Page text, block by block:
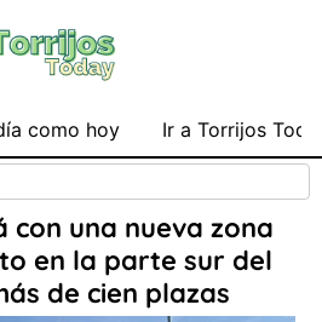
como hoy Ir a Torrijos
con una nueva zona
en la parte sur del
de cien plazas